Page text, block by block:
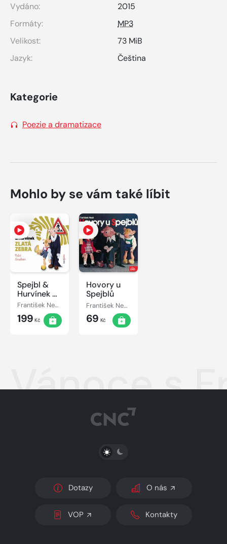
Vydáno:
2015
Formáty:
MP3
Velikost:
73 MiB
Jazyk:
Čeština
Kategorie
Poezie a dramatizace
Mohlo by se vám také líbit
Spejbl &
Hurvínek a
Zlatá zebraFrantišek Nepil
199 Kč
Hovory u
Spejblů
František Nepil
69 Kč
Vánoce s
PŘEPNOUT SVĚTLÝ/TMAVÝ REŽIM
Dotazy O nás
VOP Kontakty